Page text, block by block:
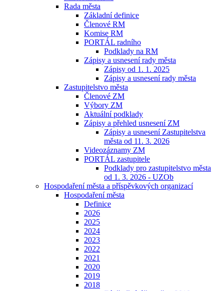
Rada města
Základní definice
Členové RM
Komise RM
PORTÁL radního
Podklady na RM
Zápisy a usnesení rady města
Zápisy od 1. 1. 2025
Zápisy a usnesení rady města
Zastupitelstvo města
Členové ZM
Výbory ZM
Aktuální podklady
Zápisy a přehled usnesení ZM
Zápisy a usnesení Zastupitelstva
města od 11. 3. 2026
Videozáznamy ZM
PORTÁL zastupitele
Podklady pro zastupitelstvo města
od 1. 3. 2026 - UZOb
Hospodaření města a příspěvkových organizací
Hospodaření města
Definice
2026
2025
2024
2023
2022
2021
2020
2019
2018